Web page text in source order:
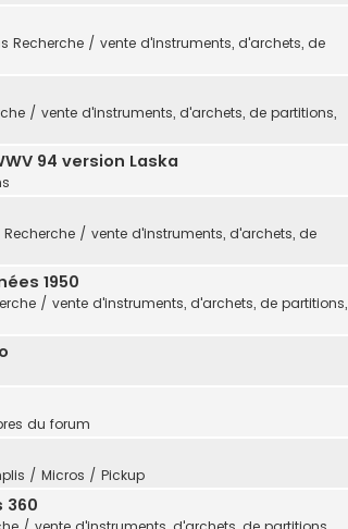
Recherche / vente d'instruments, d'archets, de
/ vente d'instruments, d'archets, de partitions,
94 version Laska
Recherche / vente d'instruments, d'archets, de
1950
/ vente d'instruments, d'archets, de partitions,
du forum
/ Micros / Pickup
360